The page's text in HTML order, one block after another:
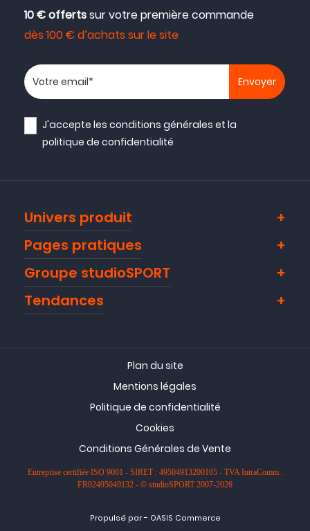
10 € offertssur votre première commande
dès 100 € d’achats sur le site
Votre adresse email
J'accepte lesconditions générales et la
politique de confidentialité
Univers produit
Pages pratiques
Groupe studioSPORT
Tendances
Plan du site
Mentions légales
Politique de confidentialité
Cookies
Conditions Générales de Vente
Entreprise certifiée ISO 9001 - SIRET : 49504913200105 - TVA IntraComm :
FR02495049132 - © studioSPORT 2007-2026
Propulsé par- OASIS Commerce